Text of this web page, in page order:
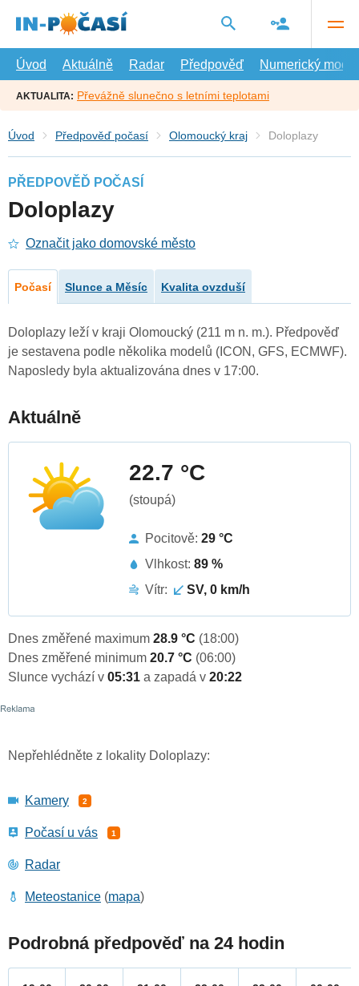
hlavní
Úvod
Aktuálně Radar Předpověď Numerický model
AKTUALITA: Převážně slunečno s letními teplotami
Úvod Předpověď počasí Olomoucký kraj Doloplazy
PŘEDPOVĚĎ POČASÍ
Doloplazy
Označit jako domovské město
Počasí Slunce a Měsíc Kvalita ovzduší
Doloplazy leží v kraji Olomoucký (211 m n. m.). Předpověď
je sestavena podle několika modelů (ICON, GFS, ECMWF).
Naposledy byla aktualizována dnes v 17:00.
Aktuálně
22.7 °C
(stoupá)
Pocitově: 29 °C
Vlhkost: 89 %
Vítr:
SV, 0 km/h
Dnes změřené maximum 28.9 °C (18:00)
Dnes změřené minimum 20.7 °C (06:00)
Slunce vychází v 05:31 a zapadá v 20:22
Nepřehlédněte z lokality Doloplazy:
Kamery 2
Počasí u vás 1
Radar
Meteostanice (mapa)
Podrobná předpověď na 24 hodin